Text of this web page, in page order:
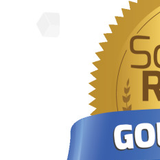
シークレットマネージャ
開発、DevOps、ITチー
号化シークレットマネー
Passwordless.dev とパスキ
わずか数行のコードでパ